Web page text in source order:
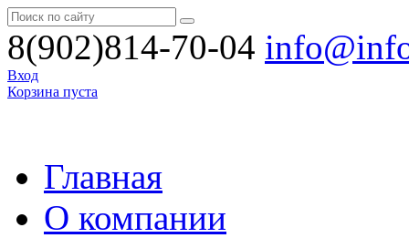
8(902)814-70-04
Вход
Корзина пуста
Главная
О компании